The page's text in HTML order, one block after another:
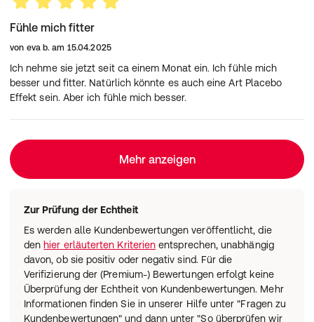
Fühle mich fitter
von eva b. am 15.04.2025
Ich nehme sie jetzt seit ca einem Monat ein. Ich fühle mich
besser und fitter. Natürlich könnte es auch eine Art Placebo
Effekt sein. Aber ich fühle mich besser.
Mehr anzeigen
Zur Prüfung der Echtheit
Es werden alle Kundenbewertungen veröffentlicht, die
den hier erläuterten Kriterien entsprechen, unabhängig
davon, ob sie positiv oder negativ sind. Für die
Verifizierung der (Premium-) Bewertungen erfolgt keine
Überprüfung der Echtheit von Kundenbewertungen. Mehr
Informationen finden Sie in unserer Hilfe unter "Fragen zu
Kundenbewertungen" und dann unter "So überprüfen wir